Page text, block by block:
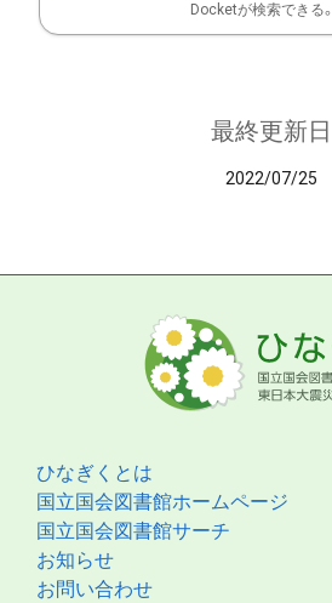
Docketが検索できる。
最終更新日
2022/07/25
ひなぎくとは
国立国会図書館ホームページ
国立国会図書館サーチ
お知らせ
お問い合わせ